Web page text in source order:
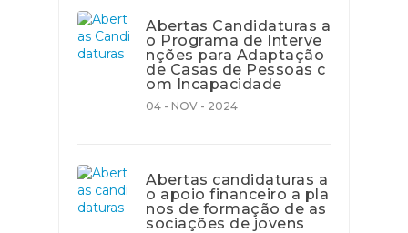
Abertas Candidaturas a
o Programa de Interve
nções para Adaptação
de Casas de Pessoas c
om Incapacidade
04 - NOV - 2024
Abertas candidaturas a
o apoio financeiro a pla
nos de formação de as
sociações de jovens